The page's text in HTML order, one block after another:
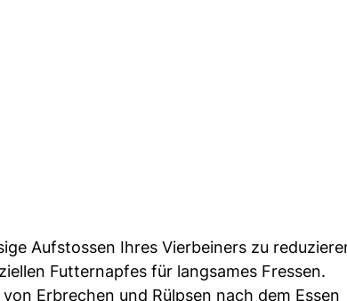
Aufstossen Ihres Vierbeiners zu
Futternapfes für langsames Fressen.
Erbrechen und Rülpsen nach dem Essen